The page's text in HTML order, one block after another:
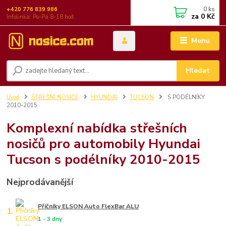
Menu
Hledat
+420 776 839 986
Infolinka: Po-Pá 8-18 hod.
0 ks
za 0 Kč
Úvod STŘEŠNÍ NOSIČE HYUNDAI TUCSON
S PODÉLNÍKY
2010-2015
Komplexní nabídka střešních
nosičů pro automobily Hyundai
Tucson s podélníky 2010-2015
Nejprodávanější
1. Příčníky ELSON Auto FlexBar ALU
1 - 3 dny